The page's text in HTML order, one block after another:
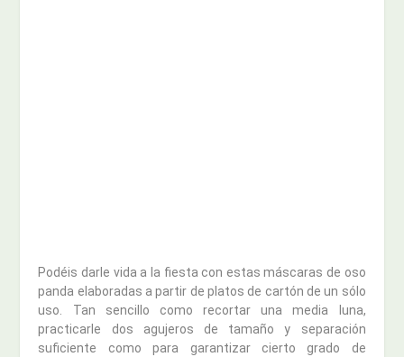
Podéis darle vida a la fiesta con estas máscaras de oso
panda elaboradas a partir de platos de cartón de un sólo
uso. Tan sencillo como recortar una media luna,
practicarle dos agujeros de tamaño y separación
suficiente como para garantizar cierto grado de